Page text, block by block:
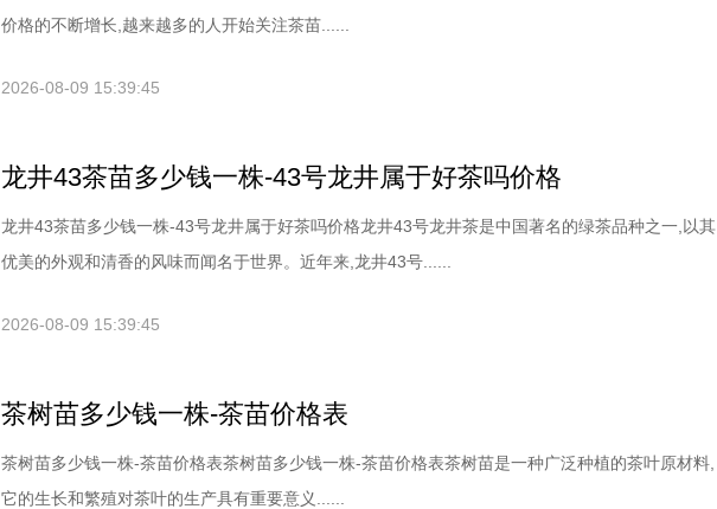
价格的不断增长,越来越多的人开始关注茶苗......
2026-08-09 15:39:45
龙井43茶苗多少钱一株-43号龙井属于好茶吗价格
龙井43茶苗多少钱一株-43号龙井属于好茶吗价格龙井43号龙井茶是中国著名的绿茶品种之一,以其
优美的外观和清香的风味而闻名于世界。近年来,龙井43号......
2026-08-09 15:39:45
茶树苗多少钱一株-茶苗价格表
茶树苗多少钱一株-茶苗价格表茶树苗多少钱一株-茶苗价格表茶树苗是一种广泛种植的茶叶原材料,
它的生长和繁殖对茶叶的生产具有重要意义......